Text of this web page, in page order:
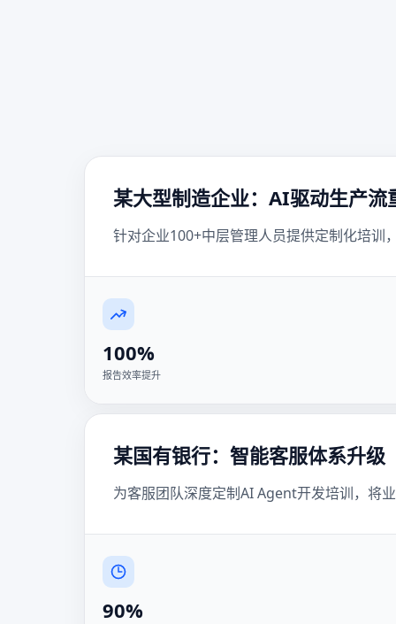
某大型制造企业：AI驱动生产流
针对企业100+中层管理人员提供定制化培
100%
报告效率提升
某国有银行：智能客服体系升级
为客服团队深度定制AI Agent开发培训，将
90%